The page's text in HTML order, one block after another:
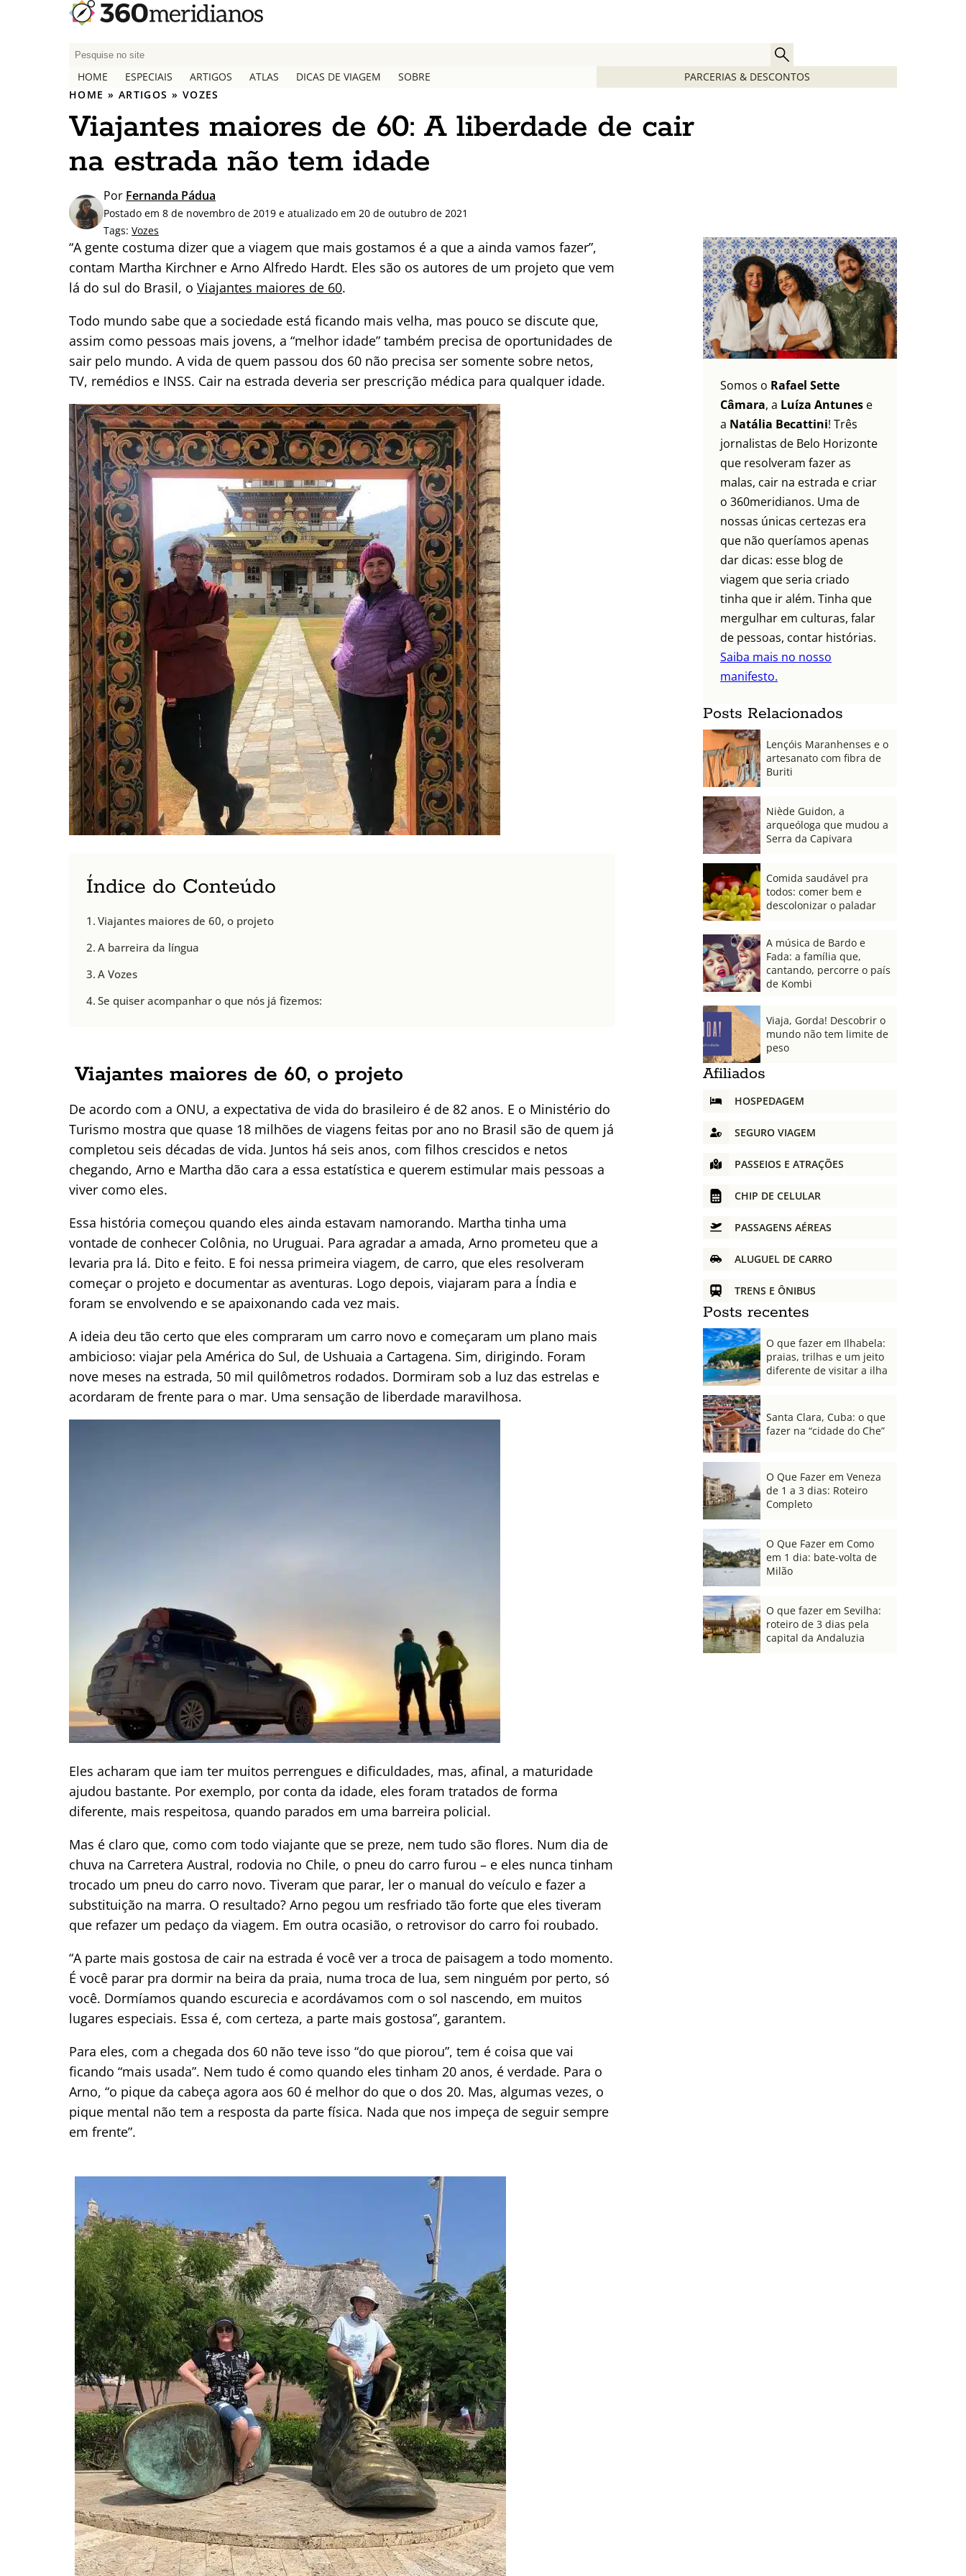
P
q
u
s
a
p
o
r
HOME ESPECIAIS ARTIGOS ATLAS DICAS DE VIAGEM SOBRE
PARCERIAS & DESCONTOS
HOME » ARTIGOS » VOZES
Viajantes maiores de 60: A liberdade de cair
na estrada não tem idade
Por Fernanda Pádua
Postado em 8 de novembro de 2019 e atualizado em 20 de outubro de 2021
Tags: Vozes
“A gente costuma dizer que a viagem que mais gostamos é a que a ainda vamos fazer”,
contam Martha Kirchner e Arno Alfredo Hardt. Eles são os autores de um projeto que vem
lá do sul do Brasil, o Viajantes maiores de 60.
Todo mundo sabe que a sociedade está ficando mais velha, mas pouco se discute que,
assim como pessoas mais jovens, a “melhor idade” também precisa de oportunidades de
sair pelo mundo. A vida de quem passou dos 60 não precisa ser somente sobre netos,
TV, remédios e INSS. Cair na estrada deveria ser prescrição médica para qualquer idade.
Índice do Conteúdo
Viajantes maiores de 60, o projeto
A barreira da língua
A Vozes
Se quiser acompanhar o que nós já fizemos:
Viajantes maiores de 60, o projeto
De acordo com a ONU, a expectativa de vida do brasileiro é de 82 anos. E o Ministério do
Turismo mostra que quase 18 milhões de viagens feitas por ano no Brasil são de quem já
completou seis décadas de vida. Juntos há seis anos, com filhos crescidos e netos
chegando, Arno e Martha dão cara a essa estatística e querem estimular mais pessoas a
viver como eles.
Essa história começou quando eles ainda estavam namorando. Martha tinha uma
vontade de conhecer Colônia, no Uruguai. Para agradar a amada, Arno prometeu que a
levaria pra lá. Dito e feito. E foi nessa primeira viagem, de carro, que eles resolveram
começar o projeto e documentar as aventuras. Logo depois, viajaram para a Índia e
foram se envolvendo e se apaixonando cada vez mais.
A ideia deu tão certo que eles compraram um carro novo e começaram um plano mais
ambicioso: viajar pela América do Sul, de Ushuaia a Cartagena. Sim, dirigindo. Foram
nove meses na estrada, 50 mil quilômetros rodados. Dormiram sob a luz das estrelas e
acordaram de frente para o mar. Uma sensação de liberdade maravilhosa.
Eles acharam que iam ter muitos perrengues e dificuldades, mas, afinal, a maturidade
ajudou bastante. Por exemplo, por conta da idade, eles foram tratados de forma
diferente, mais respeitosa, quando parados em uma barreira policial.
Mas é claro que, como com todo viajante que se preze, nem tudo são flores. Num dia de
chuva na Carretera Austral, rodovia no Chile, o pneu do carro furou – e eles nunca tinham
trocado um pneu do carro novo. Tiveram que parar, ler o manual do veículo e fazer a
substituição na marra. O resultado? Arno pegou um resfriado tão forte que eles tiveram
que refazer um pedaço da viagem. Em outra ocasião, o retrovisor do carro foi roubado.
“A parte mais gostosa de cair na estrada é você ver a troca de paisagem a todo momento.
É você parar pra dormir na beira da praia, numa troca de lua, sem ninguém por perto, só
você. Dormíamos quando escurecia e acordávamos com o sol nascendo, em muitos
lugares especiais. Essa é, com certeza, a parte mais gostosa”, garantem.
Para eles, com a chegada dos 60 não teve isso “do que piorou”, tem é coisa que vai
ficando “mais usada”. Nem tudo é como quando eles tinham 20 anos, é verdade. Para o
Arno, “o pique da cabeça agora aos 60 é melhor do que o dos 20. Mas, algumas vezes, o
pique mental não tem a resposta da parte física. Nada que nos impeça de seguir sempre
em frente”.
Somos o Rafael Sette
Câmara, a Luíza Antunes e
a Natália Becattini! Três
jornalistas de Belo Horizonte
que resolveram fazer as
malas, cair na estrada e criar
o 360meridianos. Uma de
nossas únicas certezas era
que não queríamos apenas
dar dicas: esse blog de
viagem que seria criado
tinha que ir além. Tinha que
mergulhar em culturas, falar
de pessoas, contar histórias.
Saiba mais no nosso
manifesto.
Posts Relacionados
Lençóis Maranhenses e o
artesanato com fibra de
Buriti
Niède Guidon, a
arqueóloga que mudou a
Serra da Capivara
Comida saudável pra
todos: comer bem e
descolonizar o paladar
A música de Bardo e
Fada: a família que,
cantando, percorre o país
de Kombi
Viaja, Gorda! Descobrir o
mundo não tem limite de
peso
Afiliados
HOSPEDAGEM
SEGURO VIAGEM
PASSEIOS E ATRAÇÕES
CHIP DE CELULAR
PASSAGENS AÉREAS
ALUGUEL DE CARRO
TRENS E ÔNIBUS
Posts recentes
O que fazer em Ilhabela:
praias, trilhas e um jeito
diferente de visitar a ilha
Santa Clara, Cuba: o que
fazer na “cidade do Che”
O Que Fazer em Veneza
de 1 a 3 dias: Roteiro
Completo
O Que Fazer em Como
em 1 dia: bate-volta de
Milão
O que fazer em Sevilha:
roteiro de 3 dias pela
capital da Andaluzia